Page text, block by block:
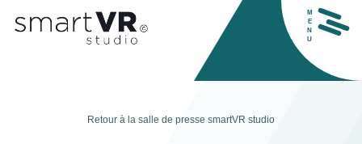
M
E
N
U
Retour à la salle de presse smartVR studio